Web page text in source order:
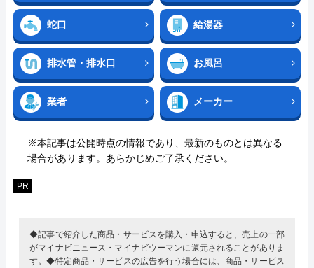
蛇口 給湯器
排水管・排水口 お風呂
業者 メーカー
※本記事は公開時点の情報であり、最新のものとは異なる
場合があります。あらかじめご了承ください。
PR
◆記事で紹介した商品・サービスを購入・申込すると、売上の一部
がマイナビニュース・マイナビウーマンに還元されることがありま
す。◆特定商品・サービスの広告を行う場合には、商品・サービス